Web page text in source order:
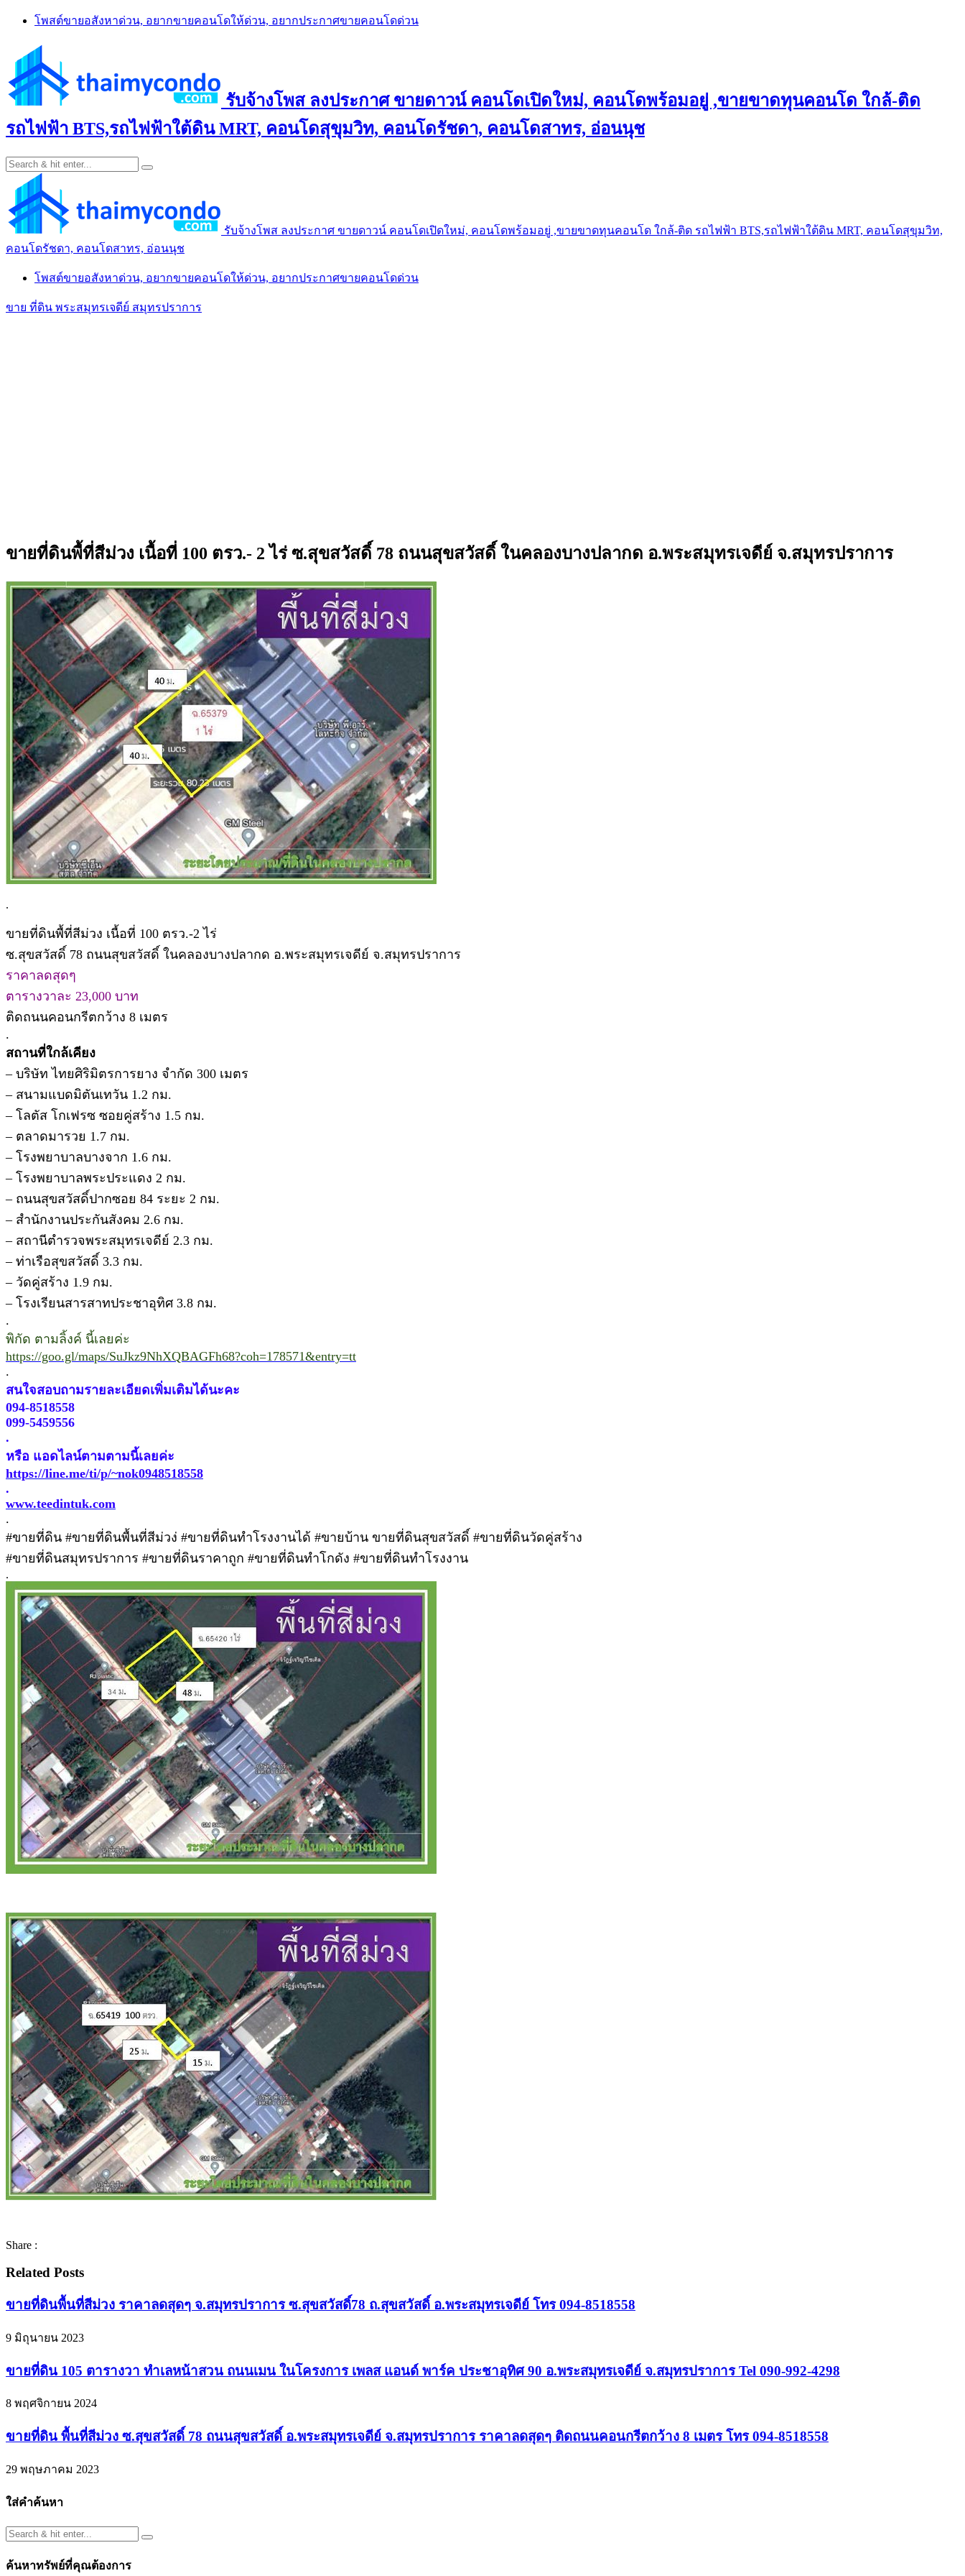
Skip
โพสต์ขายอสังหาด่วน, อยากขายคอนโดให้ด่วน, อยากประกาศขายคอนโดด่วน
รับจ้างโพส ลงประกาศ ขายดาวน์ คอนโดเปิดใหม่, คอนโดพร้อมอยู่ ,ขายขาดทุนคอนโด ใกล้-ติด
รถไฟฟ้า BTS,รถไฟฟ้าใต้ดิน MRT, คอนโดสุขุมวิท, คอนโดรัชดา, คอนโดสาทร, อ่อนนุช
รับจ้างโพส ลงประกาศ ขายดาวน์ คอนโดเปิดใหม่, คอนโดพร้อมอยู่ ,ขายขาดทุนคอนโด ใกล้-ติด รถไฟฟ้า BTS,รถไฟฟ้าใต้ดิน MRT, คอนโดสุขุมวิท,
คอนโดรัชดา, คอนโดสาทร, อ่อนนุช
โพสต์ขายอสังหาด่วน, อยากขายคอนโดให้ด่วน, อยากประกาศขายคอนโดด่วน
ขาย ที่ดิน พระสมุทรเจดีย์ สมุทรปราการ
ขายที่ดินพื้ที่สีม่วง เนื้อที่ 100 ตรว.- 2 ไร่ ซ.สุขสวัสดิ์ 78 ถนนสุขสวัสดิ์ ในคลองบางปลากด อ.พระสมุทรเจดีย์ จ.สมุทรปราการ
.
ขายที่ดินพื้ที่สีม่วง เนื้อที่ 100 ตรว.-2 ไร่
ซ.สุขสวัสดิ์ 78 ถนนสุขสวัสดิ์ ในคลองบางปลากด อ.พระสมุทรเจดีย์ จ.สมุทรปราการ
ราคาลดสุดๆ
ตารางวาละ 23,000 บาท
ติดถนนคอนกรีตกว้าง 8 เมตร
.
สถานที่ใกล้เคียง
– บริษัท ไทยศิริมิตรการยาง จำกัด 300 เมตร
– สนามแบดมิตันเทวัน 1.2 กม.
– โลตัส โกเฟรซ ซอยคู่สร้าง 1.5 กม.
– ตลาดมารวย 1.7 กม.
– โรงพยาบาลบางจาก 1.6 กม.
– โรงพยาบาลพระประแดง 2 กม.
– ถนนสุขสวัสดิ์ปากซอย 84 ระยะ 2 กม.
– สำนักงานประกันสังคม 2.6 กม.
– สถานีตำรวจพระสมุทรเจดีย์ 2.3 กม.
– ท่าเรือสุขสวัสดิ์ 3.3 กม.
– วัดคู่สร้าง 1.9 กม.
– โรงเรียนสารสาทประชาอุทิศ 3.8 กม.
.
พิกัด ตามลิ้งค์ นี้เลยค่ะ
https://goo.gl/maps/SuJkz9NhXQBAGFh68?coh=178571&entry=tt
.
สนใจสอบถามรายละเอียดเพิ่มเติมได้นะคะ
094-8518558
099-5459556
.
หรือ แอดไลน์ตามตามนี้เลยค่ะ
https://line.me/ti/p/~nok0948518558
.
www.teedintuk.com
.
#ขายที่ดิน #ขายที่ดินพื้นที่สีม่วง่ #ขายที่ดินทำโรงงานได้ #ขายบ้าน ขายที่ดินสุขสวัสดิ์ #ขายที่ดินวัดคู่สร้าง
#ขายที่ดินสมุทรปราการ #ขายที่ดินราคาถูก #ขายที่ดินทำโกดัง #ขายที่ดินทำโรงงาน
.
Share :
Related Posts
ขายที่ดินพื้นที่สีม่วง ราคาลดสุดๆ จ.สมุทรปราการ ซ.สุขสวัสดิ์78 ถ.สุขสวัสดิ์ อ.พระสมุทรเจดีย์ โทร 094-8518558
9 มิถุนายน 2023
ขายที่ดิน 105 ตารางวา ทำเลหน้าสวน ถนนเมน ในโครงการ เพลส แอนด์ พาร์ค ประชาอุทิศ 90 อ.พระสมุทรเจดีย์ จ.สมุทรปราการ Tel 090-992-4298
8 พฤศจิกายน 2024
ขายที่ดิน พื้นที่สีม่วง ซ.สุขสวัสดิ์ 78 ถนนสุขสวัสดิ์ อ.พระสมุทรเจดีย์ จ.สมุทรปราการ ราคาลดสุดๆ ติดถนนคอนกรีตกว้าง 8 เมตร โทร 094-8518558
29 พฤษภาคม 2023
ใส่คำค้นหา
ค้นหาทรัพย์ที่คุณต้องการ